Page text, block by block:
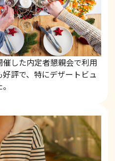
した内定者懇親会で利用
評で、特にデザートビュ